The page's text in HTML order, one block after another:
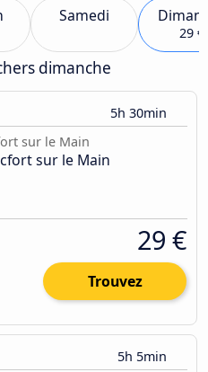
Samedi
29 €
dimanche
5h 30min
sur le Main
sur le Main
29 €
Trouvez
5h 5min